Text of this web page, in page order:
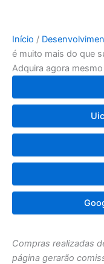
Início /
é muito mais do que
Adquira agora
Compras realizadas
página gerarão